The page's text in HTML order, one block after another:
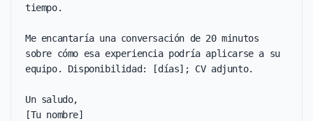
tiempo.
Me encantaría una conversación de 20 minutos
sobre cómo esa experiencia podría aplicarse a su
equipo. Disponibilidad: [días]; CV adjunto.
Un saludo,
[Tu nombre]